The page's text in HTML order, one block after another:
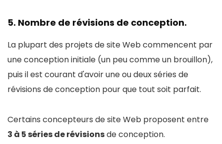
5. Nombre de révisions de conception.
La plupart des projets de site Web commencent par
une conception initiale (un peu comme un brouillon),
puis il est courant d'avoir une ou deux séries de
révisions de conception pour que tout soit parfait.
Certains concepteurs de site Web proposent entre
3 à 5 séries de révisionsde conception.